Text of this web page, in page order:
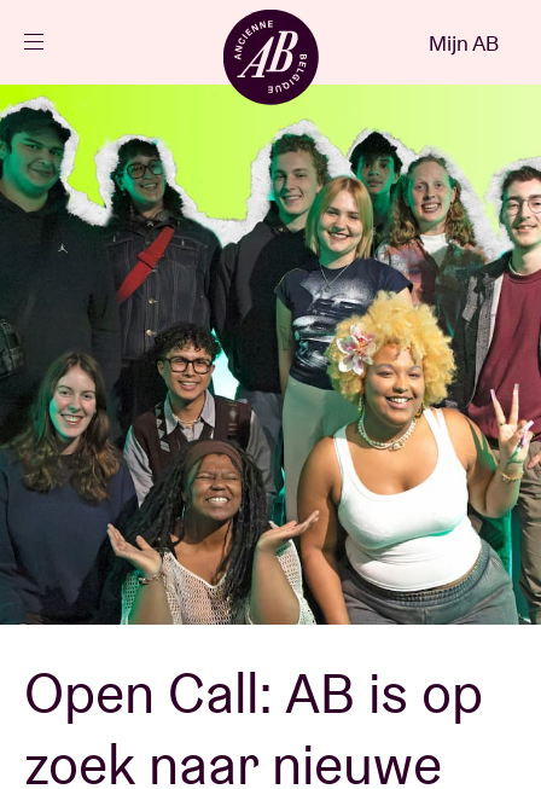
NL
Agenda
Projecten
Nieuws
Bezoekersinfo
AB ❤ you
Zaalhuur
BRDCST
ABtv
Mijn AB
Open Call: AB is op
zoek naar nieuwe